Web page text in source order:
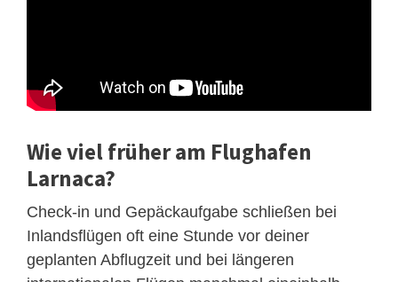
Wie viel früher am Flughafen
Larnaca?
Check-in und Gepäckaufgabe schließen bei
Inlandsflügen oft eine Stunde vor deiner
geplanten Abflugzeit und bei längeren